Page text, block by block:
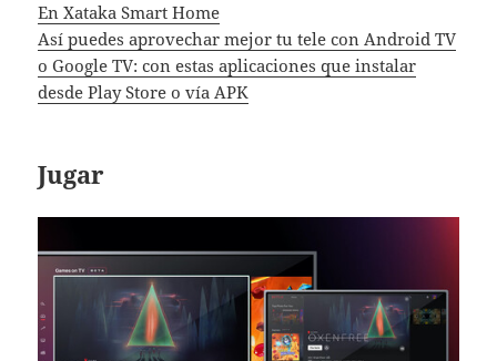
En Xataka Smart Home
Así puedes aprovechar mejor tu tele con Android TV
o Google TV: con estas aplicaciones que instalar
desde Play Store o vía APK
Jugar